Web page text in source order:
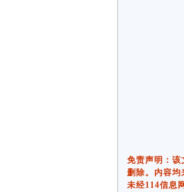
免责声明：该
删除。内容均
未经114信息